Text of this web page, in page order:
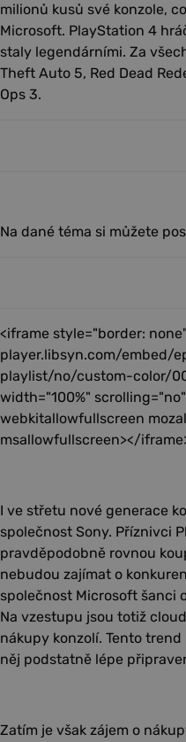
milionů kusů své konzole,
Microsoft. PlayStation 4
staly legendárními. Za
Theft Auto 5, Red Dead
Ops 3.
Na dané téma si můžete
<iframe style="border:
player.libsyn.com/
playlist/no/custom-color/
width="100%"
webkitallowfullscreen
msallowfullscreen></
I ve střetu nové generace
společnost Sony. Příznivci
pravděpodobně rovnou
nebudou zajímat o
společnost Microsoft šanci
Na vzestupu jsou totiž
nákupy konzolí. Tento
něj podstatně lépe
Zatím je však zájem o